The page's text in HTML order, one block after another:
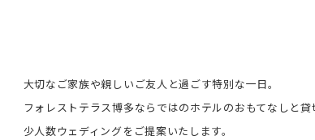
大切なご家族や親しいご友人と過ごす特別な一日。
フォレストテラス博多ならではのホテルのおもてなしと貸
少人数ウェディングをご提案いたします。